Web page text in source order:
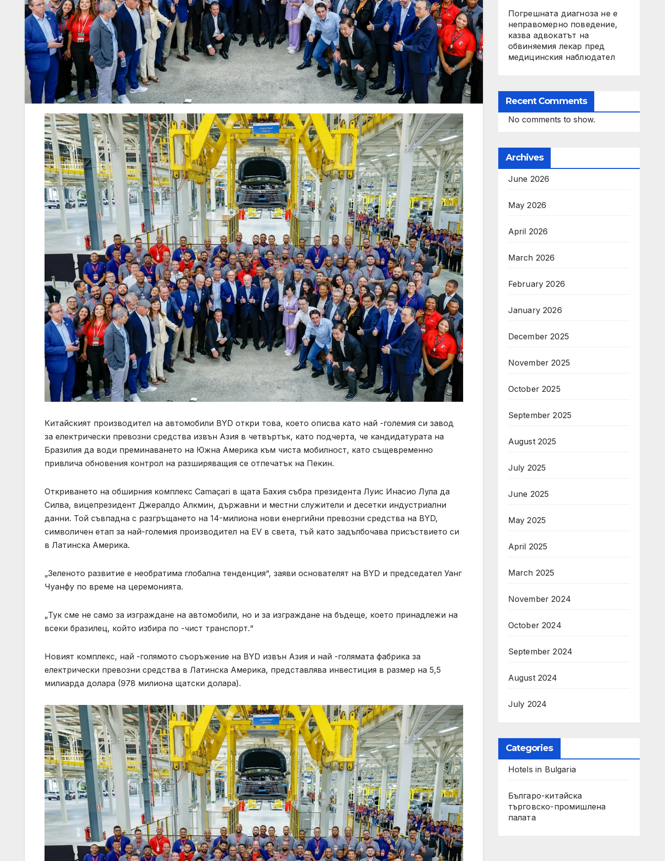
Китайският производител на автомобили BYD откри това, което описва като най -големия си завод
за електрически превозни средства извън Азия в четвъртък, като подчерта, че кандидатурата на
Бразилия да води преминаването на Южна Америка към чиста мобилност, като същевременно
привлича обновения контрол на разширяващия се отпечатък на Пекин.
Откриването на обширния комплекс Camaçari в щата Бахия събра президента Луис Инасио Лула да
Силва, вицепрезидент Джералдо Алкмин, държавни и местни служители и десетки индустриални
данни. Той съвпадна с разгръщането на 14-милиона нови енергийни превозни средства на BYD,
символичен етап за най-големия производител на EV в света, тъй като задълбочава присъствието си
в Латинска Америка.
„Зеленото развитие е необратима глобална тенденция“, заяви основателят на BYD и председател Уанг
Чуанфу по време на церемонията.
„Тук сме не само за изграждане на автомобили, но и за изграждане на бъдеще, което принадлежи на
всеки бразилец, който избира по -чист транспорт.“
Новият комплекс, най -голямото съоръжение на BYD извън Азия и най -голямата фабрика за
електрически превозни средства в Латинска Америка, представлява инвестиция в размер на 5,5
милиарда долара (978 милиона щатски долара).
Погрешната диагноза не е
неправомерно поведение,
казва адвокатът на
обвиняемия лекар пред
медицинския наблюдател
Recent Comments
No comments to show.
Archives
June 2026
May 2026
April 2026
March 2026
February 2026
January 2026
December 2025
November 2025
October 2025
September 2025
August 2025
July 2025
June 2025
May 2025
April 2025
March 2025
November 2024
October 2024
September 2024
August 2024
July 2024
Categories
Hotels in Bulgaria
Българо-китайска
търговско-промишлена
палата